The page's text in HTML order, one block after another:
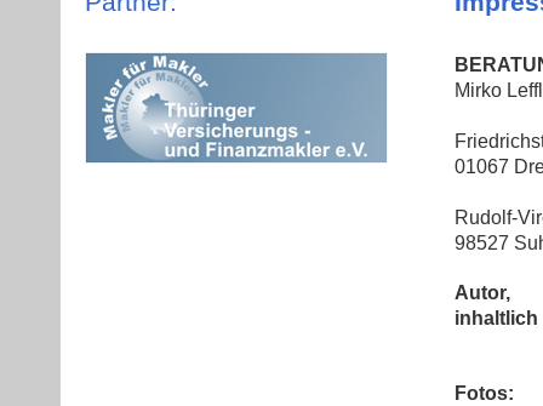
Mirko
01067
Rudolf-
98527
Autor,
inhaltlich
Fotos: